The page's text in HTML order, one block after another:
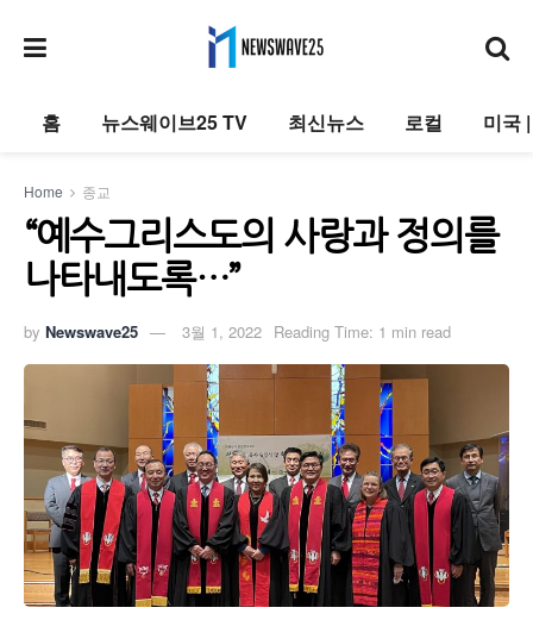
홈 뉴스웨이브25 TV 최신뉴스 로컬 미국
Home 종교
“예수그리스도의 사랑과 정의를
나타내도록…”
by Newswave25 3월 1, 2022 Reading Time: 1 min read